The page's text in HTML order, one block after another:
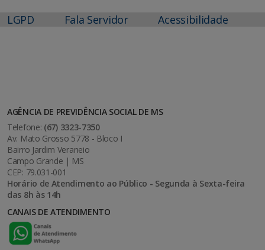
LGPD Fala Servidor Acessibilidade
AGÊNCIA DE PREVIDÊNCIA SOCIAL DE MS
Telefone: (67) 3323-7350
Av. Mato Grosso 5778 - Bloco I
Bairro Jardim Veraneio
Campo Grande | MS
CEP: 79.031-001
Horário de Atendimento ao Público - Segunda à Sexta-feira
das 8h às 14h
CANAIS DE ATENDIMENTO